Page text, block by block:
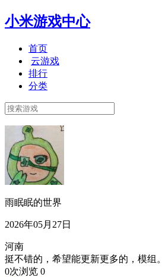
小米游戏中心
首页
云游戏
排行
分类
雨眠眠的世界
2026年05月27日
河南
挺不错的，希望能更新更多的，模组。
0次浏览 0